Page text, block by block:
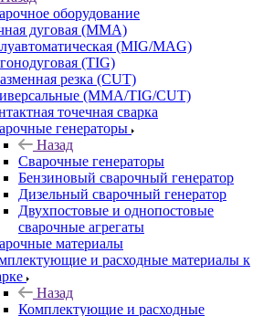
оборудование
дуговая (MMA)
(MIG/MAG)
(TIG)
резка (CUT)
(MMA/TIG/CUT)
точечная сварка
генераторы
Назад
Сварочные генераторы
Бензиновый сварочный генератор
Дизельный сварочный генератор
Двухпостовые и однопостовые
сварочные агрегаты
материалы
и расходные материалы к
Назад
Комплектующие и расходные